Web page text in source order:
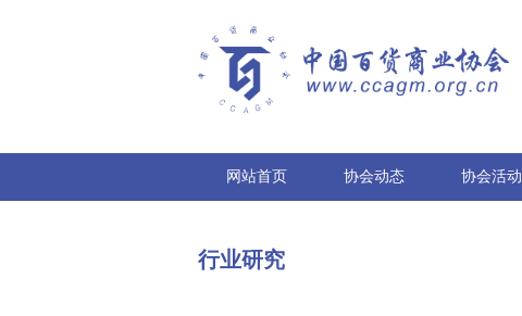
网站首页 协会动态 协会活动
行业研究